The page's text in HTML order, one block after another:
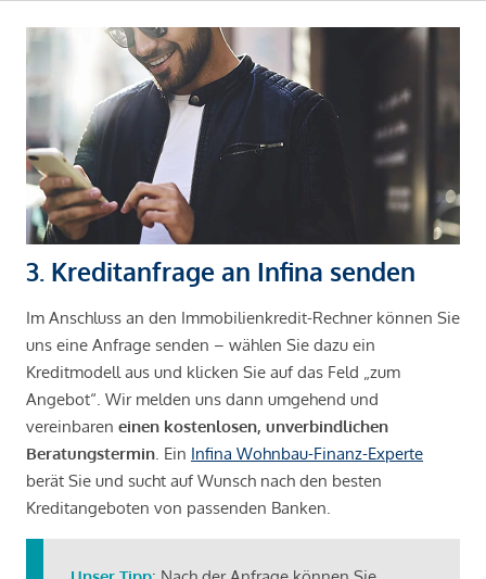
3. Kreditanfrage an Infina senden
Im Anschluss an den Immobilienkredit-Rechner können Sie
uns eine Anfrage senden – wählen Sie dazu ein
Kreditmodell aus und klicken Sie auf das Feld „zum
Angebot“. Wir melden uns dann umgehend und
vereinbaren einen kostenlosen, unverbindlichen
Beratungstermin . Ein Infina Wohnbau-Finanz-Experte
berät Sie und sucht auf Wunsch nach den besten
Kreditangeboten von passenden Banken.